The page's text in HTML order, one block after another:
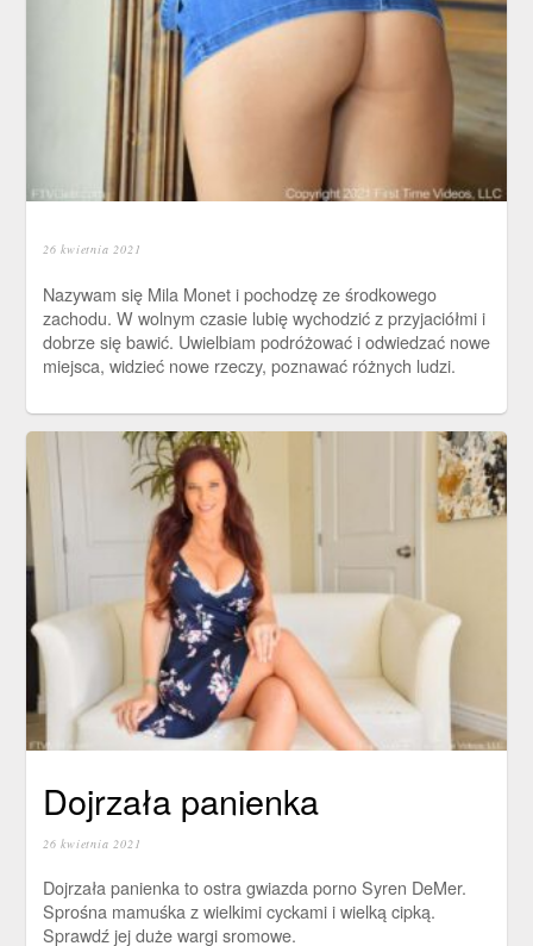
26 kwietnia 2021
Nazywam się Mila Monet i pochodzę ze środkowego
zachodu. W wolnym czasie lubię wychodzić z przyjaciółmi i
dobrze się bawić. Uwielbiam podróżować i odwiedzać nowe
miejsca, widzieć nowe rzeczy, poznawać różnych ludzi.
Dojrzała panienka
26 kwietnia 2021
Dojrzała panienka to ostra gwiazda porno Syren DeMer.
Sprośna mamuśka z wielkimi cyckami i wielką cipką.
Sprawdź jej duże wargi sromowe.